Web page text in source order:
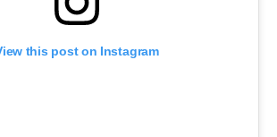
this post on Instagram